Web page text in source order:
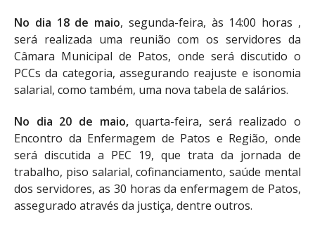
No dia 18 de maio, segunda-feira, às 14:00 horas ,
será realizada uma reunião com os servidores da
Câmara Municipal de Patos, onde será discutido o
PCCs da categoria, assegurando reajuste e isonomia
salarial, como também, uma nova tabela de salários.
No dia 20 de maio,quarta-feira, será realizado o
Encontro da Enfermagem de Patos e Região, onde
será discutida a PEC 19, que trata da jornada de
trabalho, piso salarial, cofinanciamento, saúde mental
dos servidores, as 30 horas da enfermagem de Patos,
assegurado através da justiça, dentre outros.